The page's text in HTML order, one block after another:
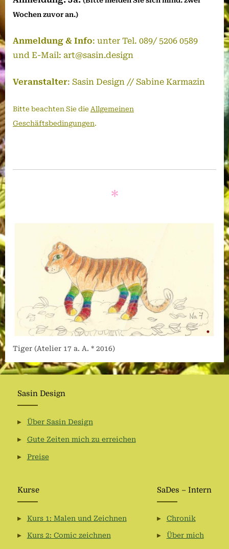
Wochen zuvor an.)
Anmeldung & Info: unter Tel. 089/ 5206 0589
und E-Mail: art@sasin.design
Veranstalter: Sasin Design // Sabine Karmazin
Bitte beachten Sie die Allgemeinen
Geschäftsbedingungen.
*
Tiger (Atelier 17 a. A. * 2016)
Sasin Design
Über Sasin Design
Gute Zeiten mich zu erreichen
Preise
Kurse
Kurs 1: Malen und Zeichnen
Kurs 2: Comic zeichnen
SaDes – Intern
Chronik
Über mich